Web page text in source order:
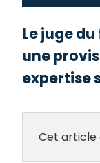
Le juge
une
expertise
Cet article